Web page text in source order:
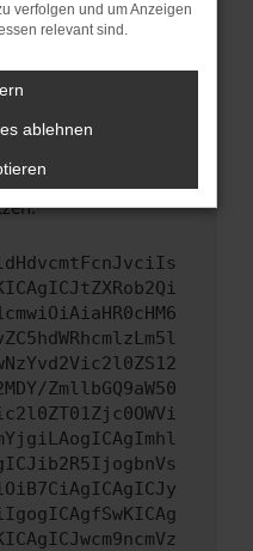
nicht mehr
Schritte versucht
Wir werden
um uns bei der
ZmllbGQ9aW50
verfolgen und um Anzeigen
relevant sind.
ablehnen